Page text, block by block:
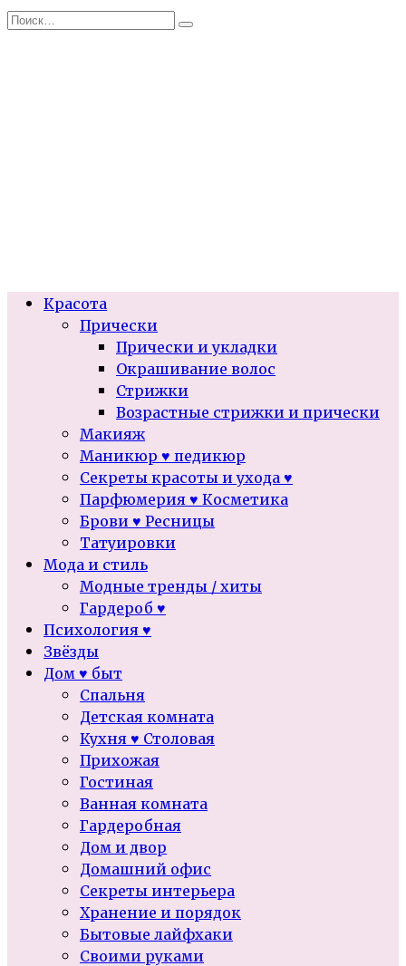
Перейти
Search
Красота
Прически
Прически и укладки
Окрашивание волос
Стрижки
Возрастные стрижки и прически
Макияж
Маникюр ♥ педикюр
Секреты красоты и ухода ♥
Парфюмерия ♥ Косметика
Брови ♥ Ресницы
Татуировки
Мода и стиль
Модные тренды / хиты
Гардероб ♥
Психология ♥
Звёзды
Дом ♥ быт
Спальня
Детская комната
Кухня ♥ Столовая
Прихожая
Гостиная
Ванная комната
Гардеробная
Дом и двор
Домашний офис
Секреты интерьера
Хранение и порядок
Бытовые лайфхаки
Своими руками